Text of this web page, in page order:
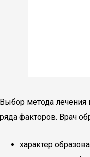
Выбор метода лечения
ряда факторов. Врач
характер